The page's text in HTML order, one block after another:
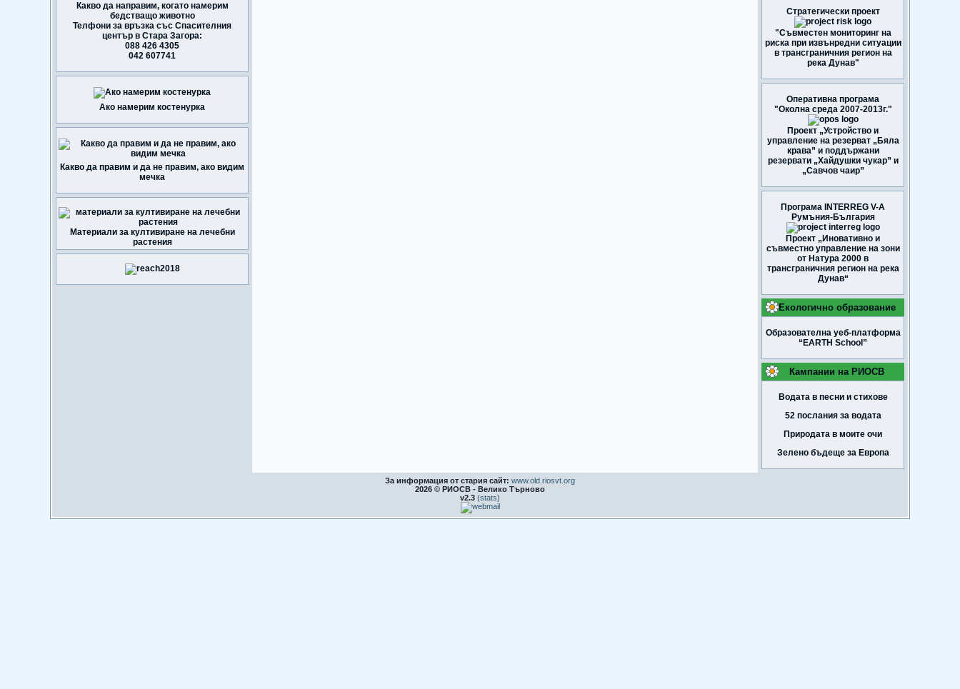
Какво да направим, когато намерим
бедстващо животно
Телфони за връзка със Спасителния
център в Стара Загора:
088 426 4305
042 607741
Ако намерим костенурка
Какво да правим и да не правим, ако видим
мечка
Материали за култивиране на лечебни
растения
Стратегически проект
"Съвместен мониторинг на
риска при извънредни ситуации
в трансграничния регион на
река Дунав"
Оперативна програма
"Околна среда 2007-2013г."
Проект „Устройство и
управление на резерват „Бяла
крава” и поддържани
резервати „Хайдушки чукар” и
„Савчов чаир”
Програма INTERREG V-A
Румъния-България
Проект „Иновативно и
съвместно управление на зони
от Натура 2000 в
трансграничния регион на река
Дунав“
Екологично образование
Образователна уеб-платформа
“EARTH School”
Кампании на РИОСВ
Водата в песни и стихове
52 послания за водата
Природата в моите очи
Зелено бъдеще за Европа
За информация от стария сайт: www.old.riosvt.org
2026 © РИОСВ - Велико Търново
v2.3 (stats)